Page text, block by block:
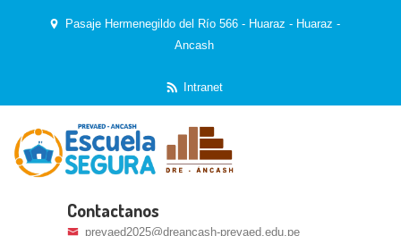
Pasaje Hermenegildo del Río 566 - Huaraz - Huaraz -
Ancash
Intranet
Contactanos
prevaed2025@dreancash-prevaed.edu.pe